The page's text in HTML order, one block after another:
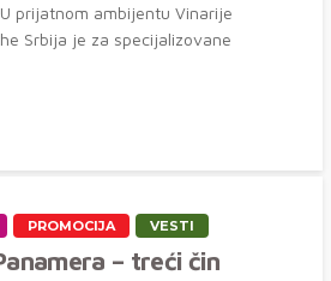
prijatnom ambijentu Vinarije
Srbija je za specijalizovane
PROMOCIJA VESTI
– treći čin